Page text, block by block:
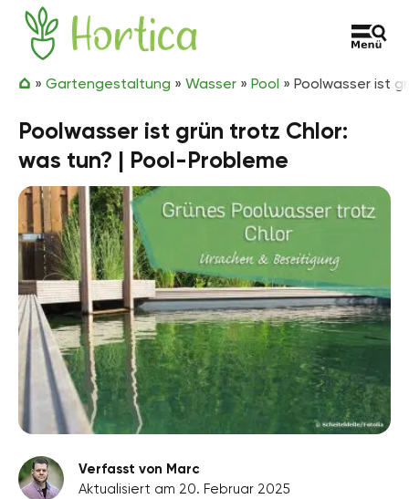
Zum Inhalt springen
Hortica
» Gartengestaltung » Wasser » Pool » Poolwasser ist
Poolwasser ist grün trotz Chlor:
was tun? | Pool-Probleme
Verfasst von Marc
Aktualisiert am 20. Februar 2025